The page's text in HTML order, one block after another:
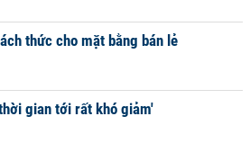
thức cho mặt bằng bán lẻ
gian tới rất khó giảm'